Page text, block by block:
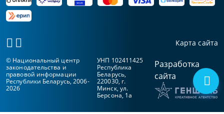
Карта сайта
© Национальный центр
законодательства и
правовой информации
Республики Беларусь, 2006-
2026
УНП 102411425
Республика
Беларусь,
220030, г.
Минск, ул.
Берсона, 1а
Разработка
сайта